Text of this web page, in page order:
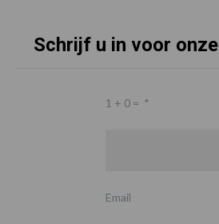
Schrijf u in voor
1 + 0 = *
Email